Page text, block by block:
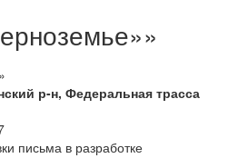
р-н, Федеральная трасса
письма в разработке